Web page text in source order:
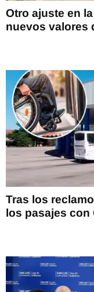
Otro ajuste en
nuevos valores
Tras los
los pasajes con